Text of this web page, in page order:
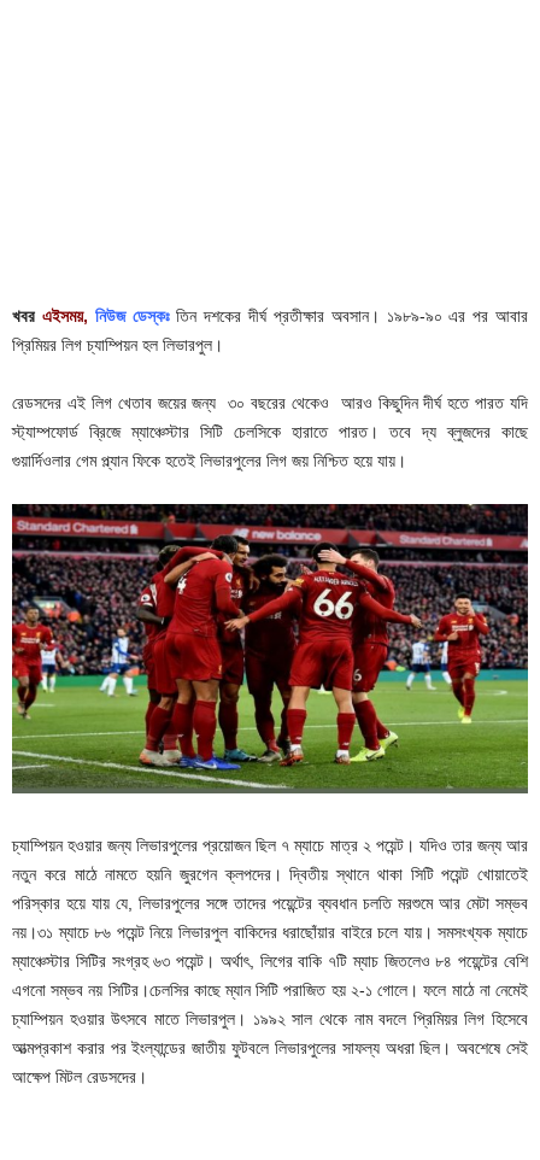
খবর এইসময়, নিউজ ডেস্কঃতিন দশকের দীর্ঘ প্রতীক্ষার অবসান। ১৯৮৯-৯০ এর পর আবার
প্রিমিয়র লিগ চ্যাম্পিয়ন হল লিভারপুল।
রেডসদের এই লিগ খেতাব জয়ের জন্য ৩০ বছরের থেকেও আরও কিছুদিন দীর্ঘ হতে পারত যদি
স্ট্যাম্পফোর্ড ব্রিজে ম্যাঞ্চেস্টার সিটি চেলসিকে হারাতে পারত। তবে দ্য ব্লুজদের কাছে
গুয়ার্দিওলার গেম প্ল্যান ফিকে হতেই লিভারপুলের লিগ জয় নিশ্চিত হয়ে যায়।
চ্যাম্পিয়ন হওয়ার জন্য লিভারপুলের প্রয়োজন ছিল ৭ ম্যাচে মাত্র ২ পয়েন্ট। যদিও তার জন্য আর
নতুন করে মাঠে নামতে হয়নি জুরগেন ক্লপদের। দ্বিতীয় স্থানে থাকা সিটি পয়েন্ট খোয়াতেই
পরিস্কার হয়ে যায় যে, লিভারপুলের সঙ্গে তাদের পয়েন্টের ব্যবধান চলতি মরশুমে আর মেটা সম্ভব
নয়।৩১ ম্যাচে ৮৬ পয়েন্ট নিয়ে লিভারপুল বাকিদের ধরাছোঁয়ার বাইরে চলে যায়। সমসংখ্যক ম্যাচে
ম্যাঞ্চেস্টার সিটির সংগ্রহ ৬৩ পয়েন্ট। অর্থাৎ, লিগের বাকি ৭টি ম্যাচ জিতলেও ৮৪ পয়েন্টের বেশি
এগনো সম্ভব নয় সিটির।চেলসির কাছে ম্যান সিটি পরাজিত হয় ২-১ গোলে। ফলে মাঠে না নেমেই
চ্যাম্পিয়ন হওয়ার উৎসবে মাতে লিভারপুল। ১৯৯২ সাল থেকে নাম বদলে প্রিমিয়র লিগ হিসেবে
আত্মপ্রকাশ করার পর ইংল্যান্ডের জাতীয় ফুটবলে লিভারপুলের সাফল্য অধরা ছিল। অবশেষে সেই
আক্ষেপ মিটল রেডসদের।